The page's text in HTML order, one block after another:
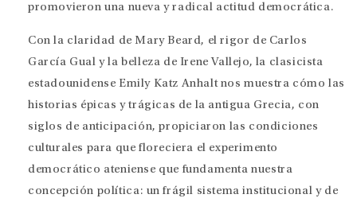
promovieron una nueva y radical actitud democrática.
Con la claridad de Mary Beard, el rigor de Carlos
García Gual y la belleza de Irene Vallejo, la clasicista
estadounidense Emily Katz Anhalt nos muestra cómo las
historias épicas y trágicas de la antigua Grecia, con
siglos de anticipación, propiciaron las condiciones
culturales para que floreciera el experimento
democrático ateniense que fundamenta nuestra
concepción política: un frágil sistema institucional y de